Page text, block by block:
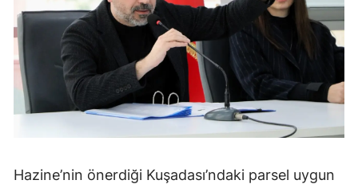
Hazine’nin önerdiği Kuşadası’ndaki parsel uygun